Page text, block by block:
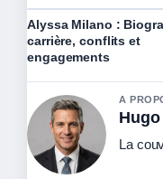
Alyssa Milano :
carrière, conflits et
engagements
A
La